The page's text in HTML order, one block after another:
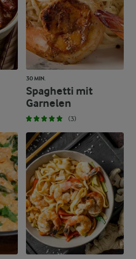
30 MIN.
Spaghetti mit
Garnelen
(3)